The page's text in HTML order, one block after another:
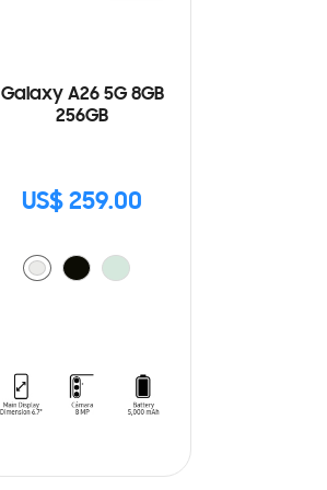
Galaxy A26 5G 8GB
256GB
US$ 259.00